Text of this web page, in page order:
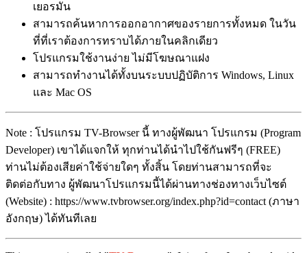
เยอรมัน
สามารถค้นหาการออกอากาศของรายการทั้งหมด ในวัน
ที่ที่เราต้องการทราบได้ภายในคลิกเดียว
โปรแกรมใช้งานง่าย ไม่มีโฆษณาแฝง
สามารถทำงานได้ทั้งบนระบบปฏิบัติการ Windows, Linux
และ Mac OS
Note : โปรแกรม TV-Browser นี้ ทางผู้พัฒนา โปรแกรม (Program
Developer) เขาได้แจกให้ ทุกท่านได้นำไปใช้กันฟรีๆ (FREE)
ท่านไม่ต้องเสียค่าใช้จ่ายใดๆ ทั้งสิ้น โดยท่านสามารถที่จะ
ติดต่อกับทาง ผู้พัฒนาโปรแกรมนี้ได้ผ่านทางช่องทางเว็บไซต์
(Website) : https://www.tvbrowser.org/index.php?id=contact (ภาษา
อังกฤษ) ได้ทันทีเลย